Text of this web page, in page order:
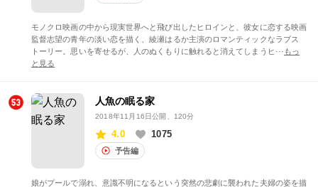
モノクロ映画の中から現実世界へと飛び出したヒロインと、彼女に恋する映画
監督志望の青年の淡い恋を描く、綾瀬はるか主演のロマンティックなラブス
トーリー。思いを寄せるが、人のぬくもりに触れると消えてしまうヒ··· もっ
と見る
人魚の眠る家
2018年11月16日公開 、120分
4.0 1075
予告編
娘がプールで溺れ、意識不明になるという突然の悲劇に襲われた夫婦の姿を描